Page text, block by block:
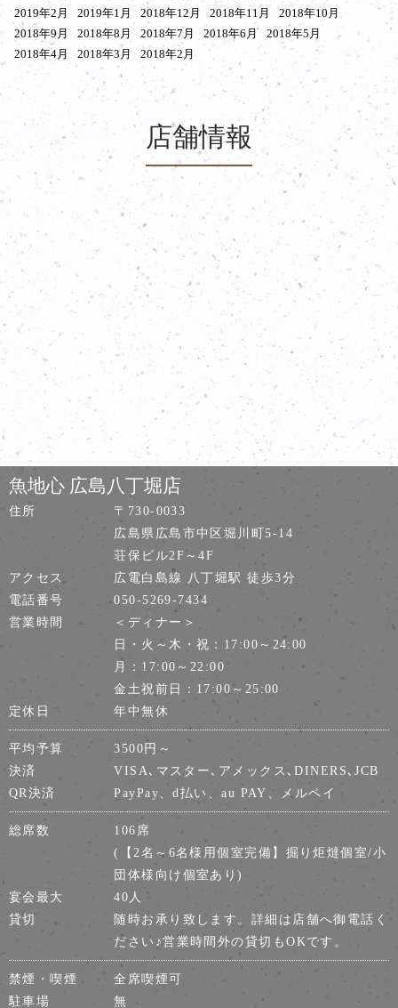
2019年2月
2019年1月 2018年12月 2018年11月
2018年10月
2018年9月
2018年8月 2018年7月 2018年6月
2018年5月
2018年4月
2018年3月 2018年2月
店舗情報
魚地心 広島八丁堀店
住所
〒730-0033
広島県広島市中区堀川町5-14
荘保ビル2F～4F
アクセス
広電白島線 八丁堀駅 徒歩3分
電話番号
050-5269-7434
営業時間
＜ディナー＞
日・火～木・祝：17:00～24:00
月：17:00～22:00
金土祝前日：17:00～25:00
定休日
年中無休
平均予算
3500円～
決済
VISA､マスター､アメックス､DINERS､JCB
QR決済
PayPay、d払い、au PAY、メルペイ
総席数
106席
(【2名～6名様用個室完備】掘り炬燵個室/小
団体様向け個室あり)
宴会最大
40人
貸切
随時お承り致します。詳細は店舗へ御電話く
ださい♪営業時間外の貸切もOKです。
禁煙・喫煙
全席喫煙可
駐車場
無